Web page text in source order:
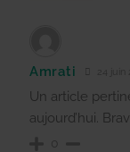
Amrati 24 juin
Un article
aujourd’hui.